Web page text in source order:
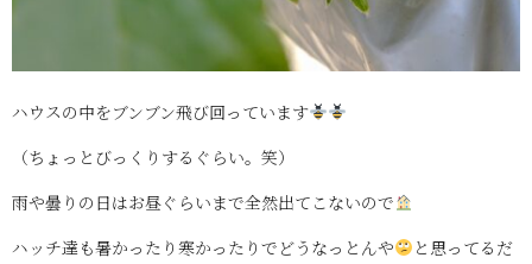
ハウスの中をブンブン飛び回っています
（ちょっとびっくりするぐらい。笑）
雨や曇りの日はお昼ぐらいまで全然出てこないので
ハッチ達も暑かったり寒かったりでどうなっとんや
と思ってるだ